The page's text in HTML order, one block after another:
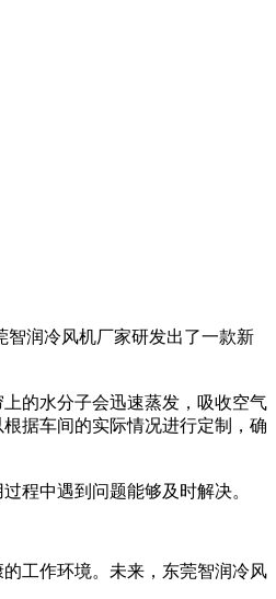
润冷风机厂家研发出了一款新
的水分子会迅速蒸发，吸收空气
据车间的实际情况进行定制，确
程中遇到问题能够及时解决。
工作环境。未来，东莞智润冷风